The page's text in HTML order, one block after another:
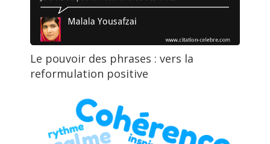
Le pouvoir des phrases : vers la
reformulation positive